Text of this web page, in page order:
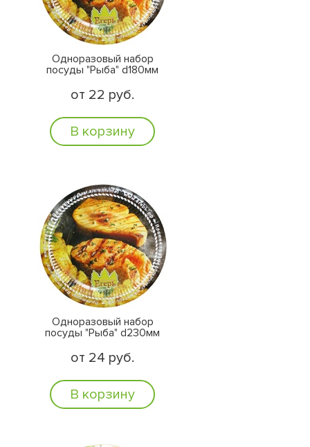
Одноразовый набор
посуды "Рыба" d180мм
от 22 руб.
В корзину
Одноразовый набор
посуды "Рыба" d230мм
от 24 руб.
В корзину